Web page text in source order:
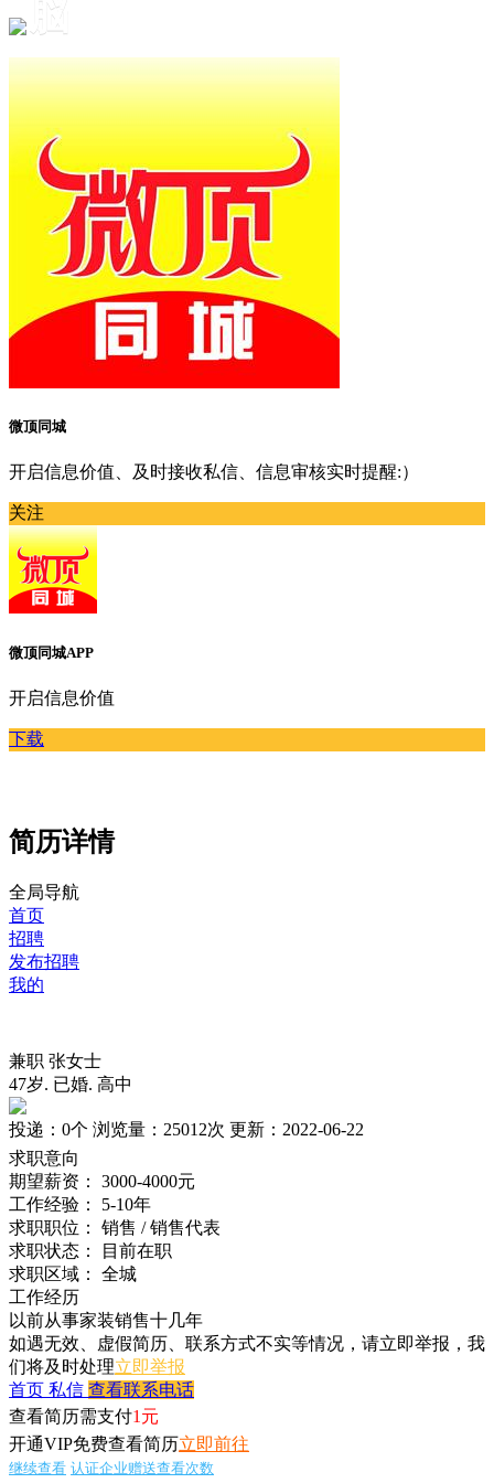
脳
微顶同城
开启信息价值、及时接收私信、信息审核实时提醒:）
关注
微顶同城APP
开启信息价值
下载
简历详情
全局导航
首页
招聘
发布招聘
我的
兼职 张女士
47岁. 已婚. 高中
投递： 0个 浏览量： 25012次 更新： 2022-06-22
求职意向
期望薪资：
3000-4000元
工作经验：
5-10年
求职职位：
销售 / 销售代表
求职状态：
目前在职
求职区域：
全城
工作经历
以前从事家装销售十几年
如遇无效、虚假简历、联系方式不实等情况，请立即举报，我
们将及时处理立即举报
首页 私信 查看联系电话
查看简历需支付1元
开通VIP免费查看简历立即前往
继续查看 认证企业赠送查看次数